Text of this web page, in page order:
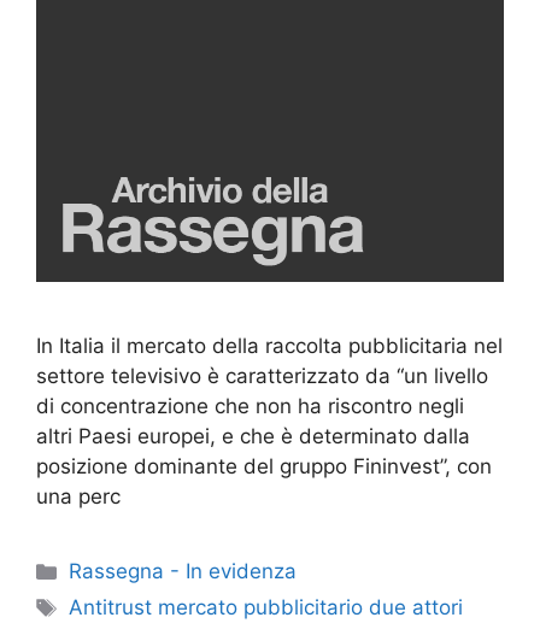
In Italia il mercato della raccolta pubblicitaria nel
settore televisivo è caratterizzato da “un livello
di concentrazione che non ha riscontro negli
altri Paesi europei, e che è determinato dalla
posizione dominante del gruppo Fininvest”, con
una perc
Categorie
Rassegna - In evidenza
Tag
Antitrust mercato pubblicitario due attori